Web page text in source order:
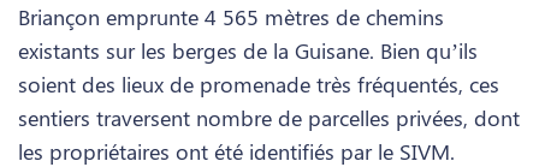
Briançon emprunte 4 565 mètres de chemins
existants sur les berges de la Guisane. Bien qu’ils
soient des lieux de promenade très fréquentés, ces
sentiers traversent nombre de parcelles privées, dont
les propriétaires ont été identifiés par le SIVM.